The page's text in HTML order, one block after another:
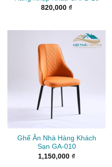
820,000 ₫
Ghế Ăn Nhà Hàng Khách
Sạn GA-010
1,150,000 ₫